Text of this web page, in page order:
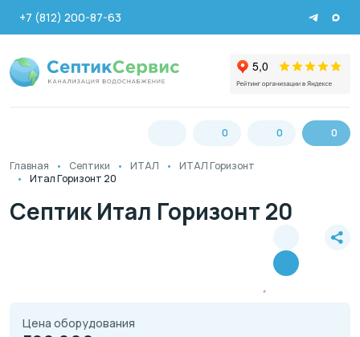
+7 (812) 200-87-63
0 0 0
Главная Септики ИТАЛ
ИТАЛ Горизонт
Итал Горизонт 20
Септик Итал Горизонт 20
Цена оборудования